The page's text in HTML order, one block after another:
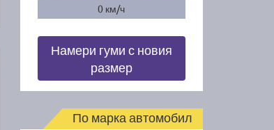
0 км/ч
Намери гуми с новия
размер
По марка автомобил